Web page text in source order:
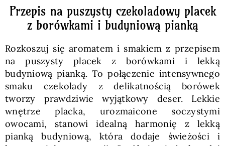
Przepis na puszysty czekoladowy placek
z borówkami i budyniową pianką
Rozkoszuj się aromatem i smakiem z przepisem
na puszysty placek z borówkami i lekką
budyniową pianką. To połączenie intensywnego
smaku czekolady z delikatnością borówek
tworzy prawdziwie wyjątkowy deser. Lekkie
wnętrze placka, urozmaicone soczystymi
owocami, stanowi idealną harmonię z lekką
pianką budyniową, która dodaje świeżości i